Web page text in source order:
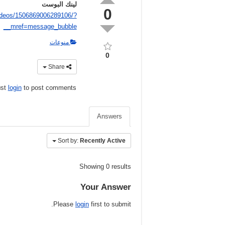
0
0
لينك البوست
1506869006289106/?
__mref=message_bubble
منوعات
loginto post comments
Answers
Sort by: Recently Active
Showing 0 results
Your Answer
Please login first to submit.